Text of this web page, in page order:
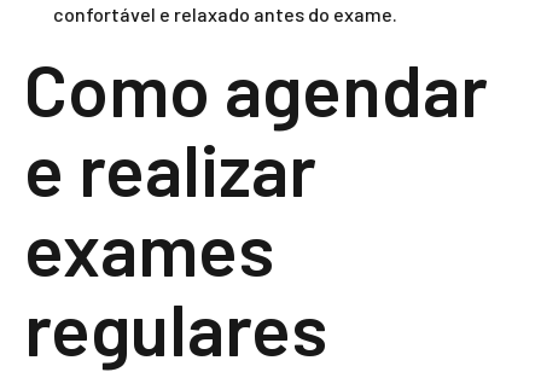
confortável e relaxado antes do exame.
Como agendar
e realizar
exames
regulares